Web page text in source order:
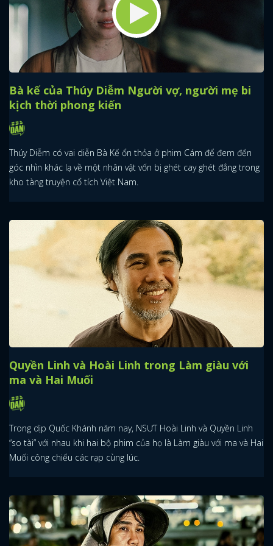
Bà kế của Thúy Diễm Người vợ, người mẹ bi
kịch thời phong kiến
Thúy Diễm có vai diễn Bà Kế ổn thỏa ở phim Cám để đem đến
góc nhìn khác lạ về một nhân vật vốn bị ghét cay ghét đắng trong
kho tàng truyện cổ tích Việt Nam.
Quyền Linh và Hoài Linh trong Làm giàu với
ma và Hai Muối
Trong dịp Quốc Khánh năm nay, NSƯT Hoài Linh và Quyền Linh
“so tài” với nhau khi hai bộ phim của họ là Làm giàu với ma và Hai
Muối công chiếu các rạp cùng lúc.